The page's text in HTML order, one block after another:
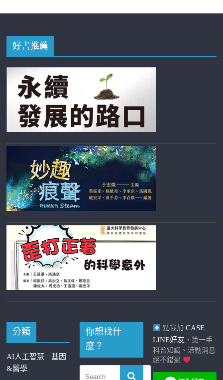
好書推薦
分類
AI人工智慧
基因
&醫學
你想找什
麼？
點我加 CASE
LINE好友 ，第一手
科普知識、活動消息
絕不錯過